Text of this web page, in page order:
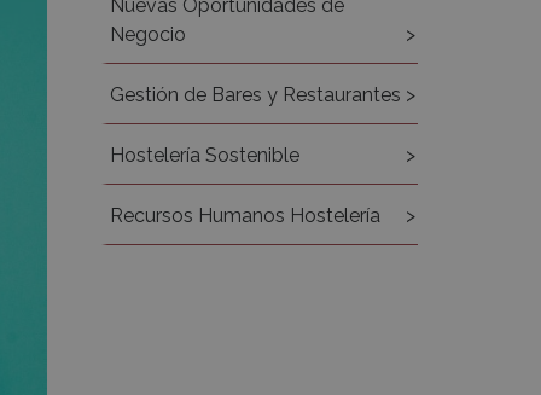
Nuevas Oportunidades de
Negocio
Gestión de Bares y Restaurantes
Hostelería Sostenible
Recursos Humanos Hostelería